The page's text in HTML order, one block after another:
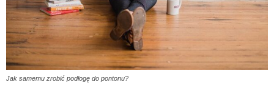
Jak samemu zrobić podłogę do pontonu?